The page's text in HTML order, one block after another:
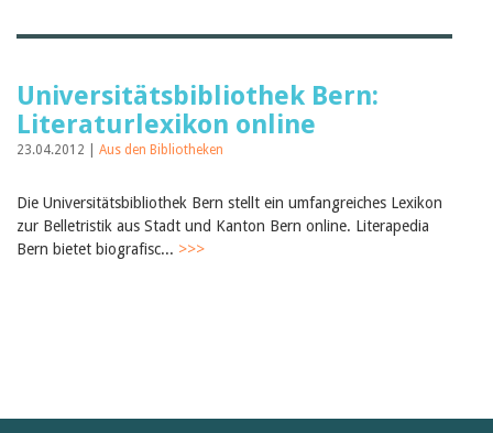
Universitätsbibliothek Bern:
Literaturlexikon online
23.04.2012 | Aus den Bibliotheken
Die Universitätsbibliothek Bern stellt ein umfangreiches Lexikon
zur Belletristik aus Stadt und Kanton Bern online. Literapedia
Bern bietet biografisc... >>>